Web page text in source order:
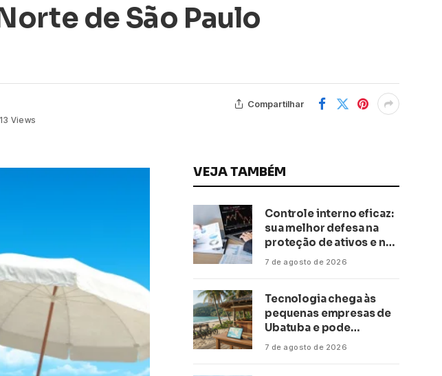
de São Paulo
13 Views
Compartilhar
VEJA TAMBÉM
Controle interno eficaz:
sua melhor defesa na
proteção de ativos e na
saúde financeira!
7 de agosto de 2026
Tecnologia chega às
pequenas empresas de
Ubatuba e pode
transformar negócios
7 de agosto de 2026